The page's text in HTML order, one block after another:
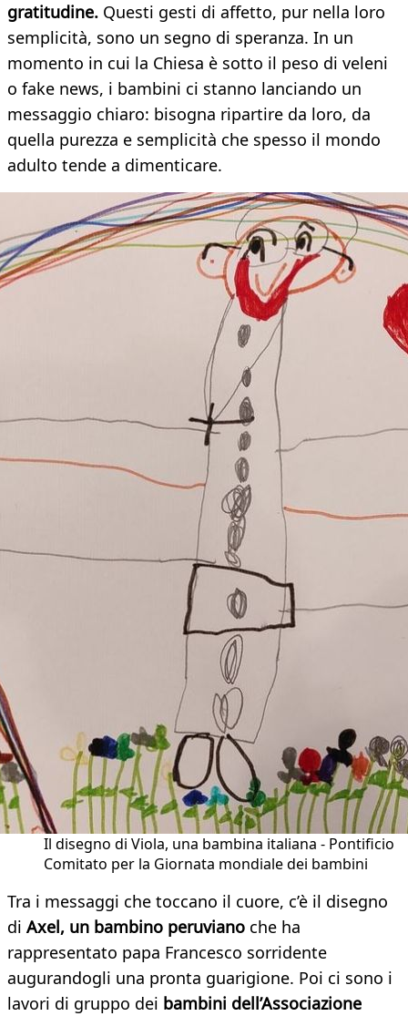
gratitudine. Questi gesti di affetto, pur nella loro
semplicità, sono un segno di speranza. In un
momento in cui la Chiesa è sotto il peso di veleni
o fake news, i bambini ci stanno lanciando un
messaggio chiaro: bisogna ripartire da loro, da
quella purezza e semplicità che spesso il mondo
adulto tende a dimenticare.
Il disegno di Viola, una bambina italiana - Pontificio
Comitato per la Giornata mondiale dei bambini
Tra i messaggi che toccano il cuore, c’è il disegno
di Axel, un bambino peruviano che ha
rappresentato papa Francesco sorridente
augurandogli una pronta guarigione. Poi ci sono i
lavori di gruppo dei bambini dell’Associazione